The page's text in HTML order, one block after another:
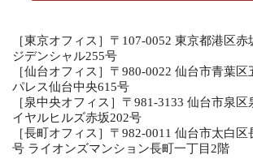
［東京オフィス］〒107-0052 東京都港区
ジデンシャル255号
［仙台オフィス］〒980-0022 仙台市青葉
パレス仙台中央615号
［泉中央オフィス］〒981-3133 仙台市泉区
イヤルヒルズ赤坂202号
［長町オフィス］〒982-0011 仙台市太白
号 ライオンズマンション長町一丁目2階